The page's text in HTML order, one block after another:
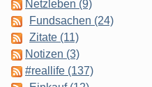
Netzleben (9)
Fundsachen (24)
Zitate (11)
Notizen (3)
#reallife (137)